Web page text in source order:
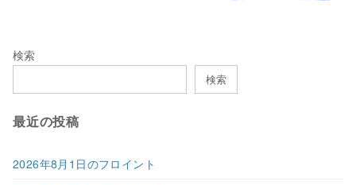
検索
検索
最近の投稿
2026年8月1日のフロイント